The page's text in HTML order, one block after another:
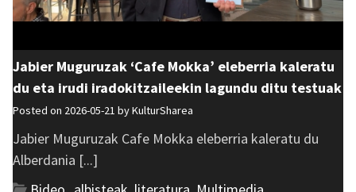
Jabier Muguruzak ‘Cafe Mokka’ eleberria kaleratu
du eta irudi iradokitzaileekin lagundu ditu testuak
Posted on 2026-05-21 byKulturSharea
Jabier Muguruzak Cafe Mokka eleberria kaleratu du
Alberdania [...]